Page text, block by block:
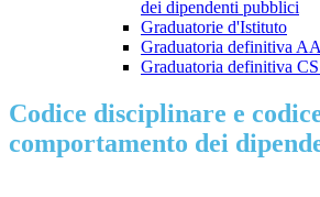
dei dipendenti pubblici
Graduatorie d'Istituto
Graduatoria definitiva
Graduatoria definitiva
Codice disciplinare e
comportamento dei